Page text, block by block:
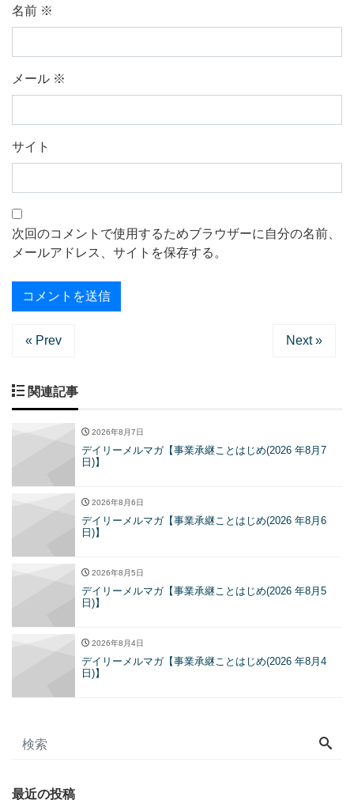
名前 ※
メール ※
サイト
次回のコメントで使用するためブラウザーに自分の名前、
メールアドレス、サイトを保存する。
« Prev Next »
関連記事
2026年8月7日
デイリーメルマガ【事業承継ことはじめ(2026 年8月7
日)】
2026年8月6日
デイリーメルマガ【事業承継ことはじめ(2026 年8月6
日)】
2026年8月5日
デイリーメルマガ【事業承継ことはじめ(2026 年8月5
日)】
2026年8月4日
デイリーメルマガ【事業承継ことはじめ(2026 年8月4
日)】
最近の投稿